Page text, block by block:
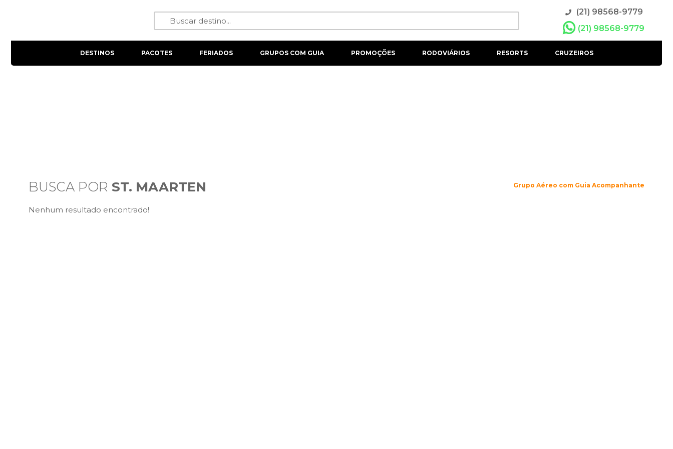
(21) 98568-9779
(21) 98568-9779
DESTINOS PACOTES FERIADOS GRUPOS COM GUIA PROMOÇÕES RODOVIÁRIOS RESORTS CRUZEIROS
BUSCA POR ST. MAARTEN Grupo Aéreo com Guia Acompanhante
Nenhum resultado encontrado!